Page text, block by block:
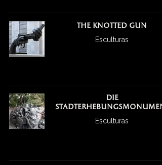
The Knotted Gun
Esculturas
Die
Esculturas